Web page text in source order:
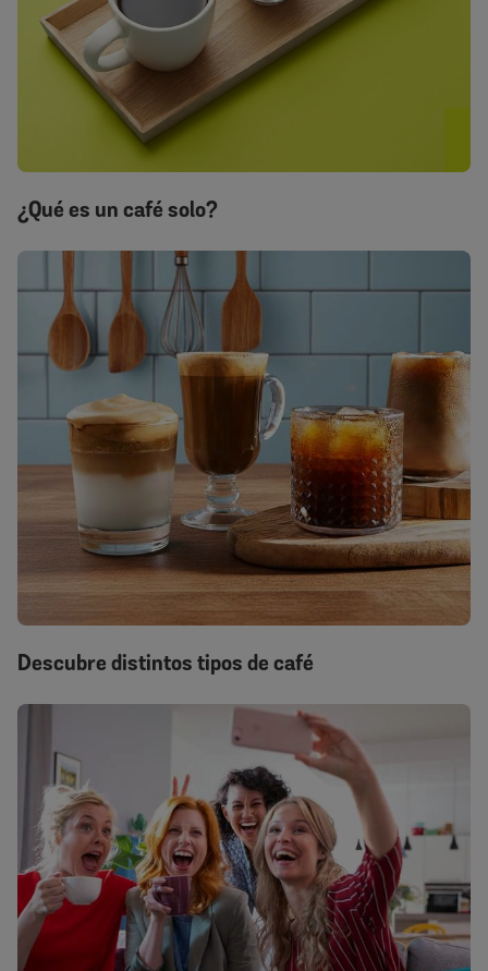
¿Qué es un café solo?
Descubre distintos tipos de café